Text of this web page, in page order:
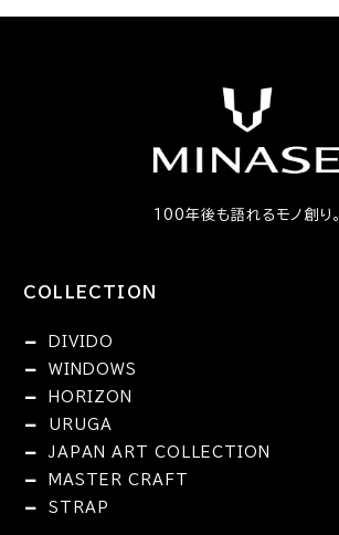
100年後も語れるモノ創り。
COLLECTION
DIVIDO
WINDOWS
HORIZON
URUGA
JAPAN ART COLLECTION
MASTER CRAFT
STRAP